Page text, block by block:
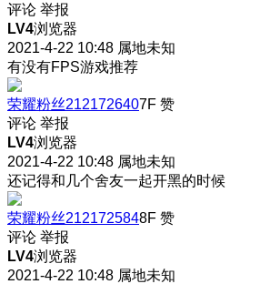
评论 举报
LV4浏览器
2021-4-22 10:48 属地未知
有没有FPS游戏推荐
荣耀粉丝2121726407F 赞
评论 举报
LV4浏览器
2021-4-22 10:48 属地未知
还记得和几个舍友一起开黑的时候
荣耀粉丝2121725848F 赞
评论 举报
LV4浏览器
2021-4-22 10:48 属地未知